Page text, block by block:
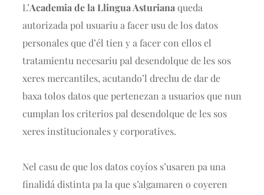
L’Academia de la Llingua Asturiana queda
autorizada pol usuariu a facer usu de los datos
personales que d’él tien y a facer con ellos el
tratamientu necesariu pal desendolque de les sos
xeres mercantiles, acutando’l drechu de dar de
baxa tolos datos que pertenezan a usuarios que nun
cumplan los criterios pal desendolque de les sos
xeres institucionales y corporatives.
Nel casu de que los datos coyíos s’usaren pa una
finalidá distinta pa la que s’algamaren o coyeren